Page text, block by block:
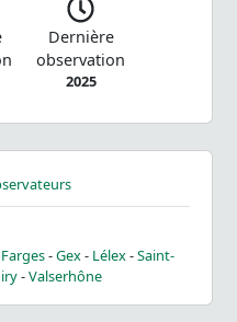
Dernière
observation
2025
Farges-Gex- Lélex-Saint-
-Valserhône